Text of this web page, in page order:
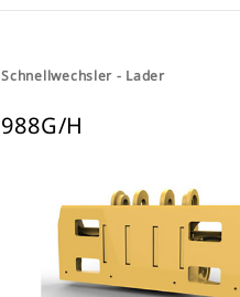
Schnellwechsler - Lader
988G/H